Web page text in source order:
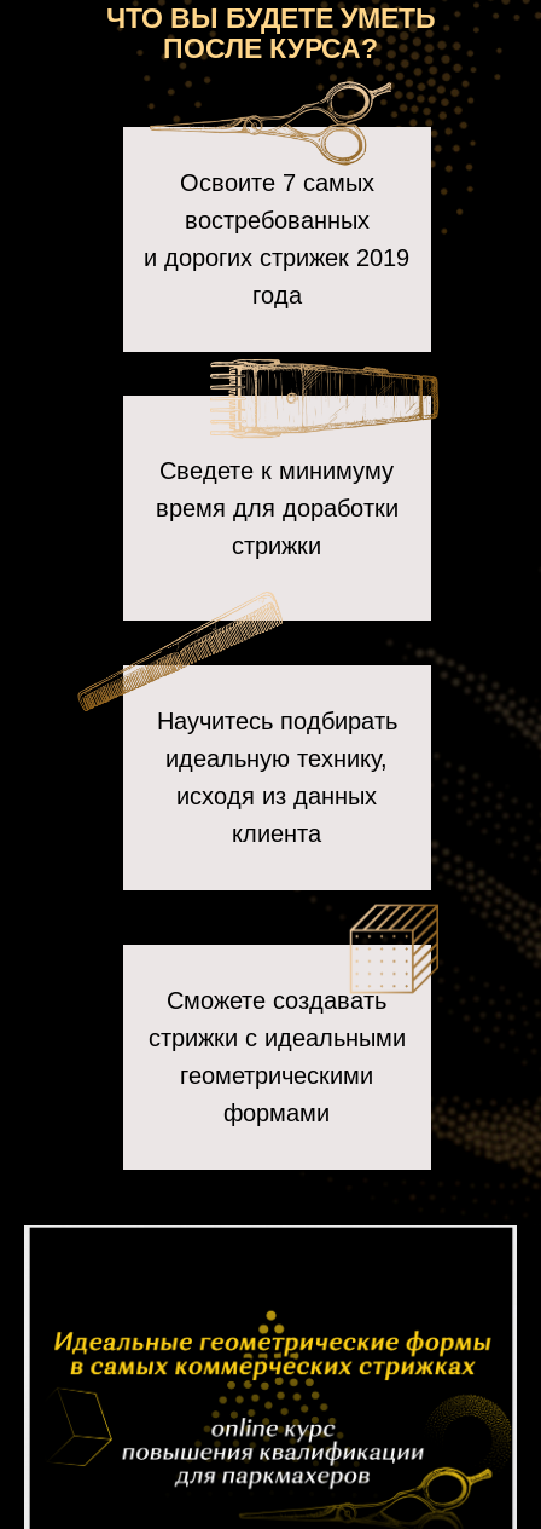
ЧТО ВЫ БУДЕТЕ УМЕТЬ
ПОСЛЕ КУРСА?
Освоите 7 самых
востребованных
и дорогих стрижек 2019
года
Научитесь подбирать
идеальную технику,
исходя из данных
клиента
Сведете к минимуму
время для доработки
стрижки
Сможете создавать
стрижки с идеальными
геометрическими
формами